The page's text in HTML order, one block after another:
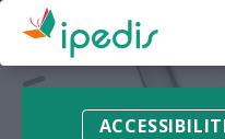
Aller
contenu